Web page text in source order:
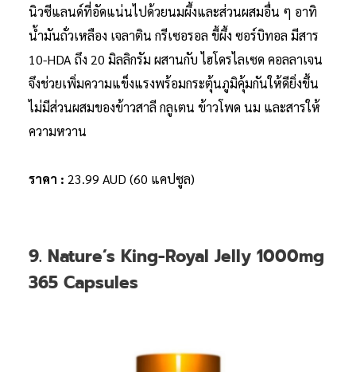
นิวซีแลนด์ที่อัดแน่นไปด้วยนมผึ้งและส่วนผสมอื่น ๆ อาทิ
น้ำมันถั่วเหลือง เจลาติน กรีเซอรอล ขี้ผึ้ง ซอร์บิทอล มีสาร
10-HDA ถึง 20 มิลลิกรัม ผสานกับ ไฮโดรไลเซด คอลลาเจน
จึงช่วยเพิ่มความแข็งแรงพร้อมกระตุ้นภูมิคุ้มกันให้ดียิ่งขึ้น
ไม่มีส่วนผสมของข้าวสาลี กลูเตน ข้าวโพด นม และสารให้
ความหวาน
ราคา : 23.99 AUD (60 แคปซูล)
9. Nature’s King-Royal Jelly 1000mg
365 Capsules